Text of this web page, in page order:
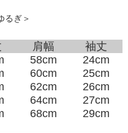
ぎ＞
肩幅
袖丈
58cm
24cm
60cm
25cm
62cm
26cm
64cm
27cm
68cm 29cm